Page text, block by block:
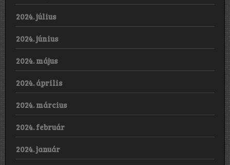
2024. július
2024. június
2024. május
2024. április
2024. március
2024. február
2024. január